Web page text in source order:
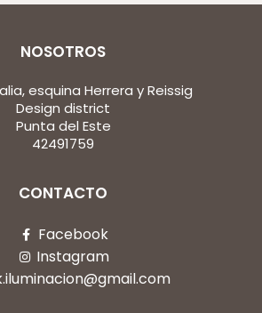
NOSOTROS
esquina Herrera y Reissig
Design district
Punta del Este
42491759
CONTACTO
Facebook
Instagram